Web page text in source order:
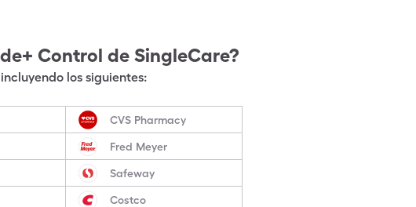
Control de SingleCare?
los siguientes:
CVS Pharmacy
Fred Meyer
Safeway
Costco